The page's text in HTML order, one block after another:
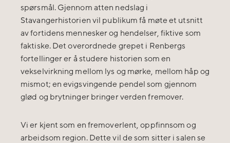
spørsmål. Gjennom atten nedslag i
Stavangerhistorien vil publikum få møte et utsnitt
av fortidens mennesker og hendelser, fiktive som
faktiske. Det overordnede grepet i Renbergs
fortellinger er å studere historien som en
vekselvirkning mellom lys og mørke, mellom håp og
mismot; en evigsvingende pendel som gjennom
glød og brytninger bringer verden fremover.
Vi er kjent som en fremoverlent, oppfinnsom og
arbeidsom region. Dette vil de som sitter i salen se